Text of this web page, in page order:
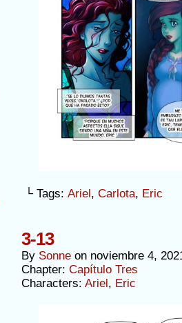
└ Tags: Ariel , Carlota, Eric
3-13
By Sonne on noviembre 4,
Chapter: Capítulo Tres
Characters: Ariel , Eric